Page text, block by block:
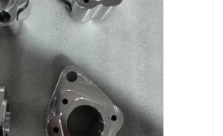
机床零件加工
数控机床加工